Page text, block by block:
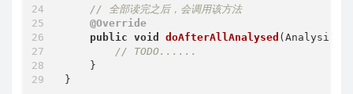
// 全部读完之后，会调用该方法
@Override
public void doAfterAllAnalysed
// TODO......
    }